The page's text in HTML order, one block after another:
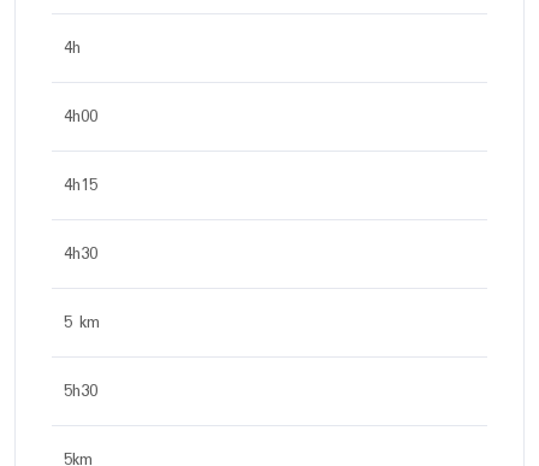
4h
4h00
4h15
4h30
5 km
5h30
5km